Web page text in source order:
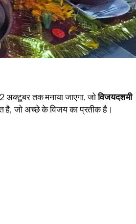
अक्टूबर तक मनाया जाएगा, जोविजयदशमी
है, जो अच्छे के विजय का प्रतीक है।